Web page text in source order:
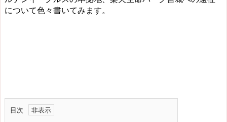
について色々書いてみます。
目次